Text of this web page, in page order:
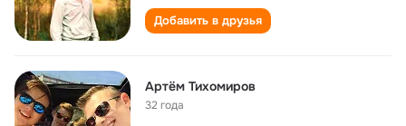
Добавить в друзья
Артём Тихомиров
32 года